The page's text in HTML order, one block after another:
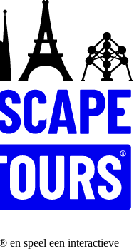
en speel een interactieve